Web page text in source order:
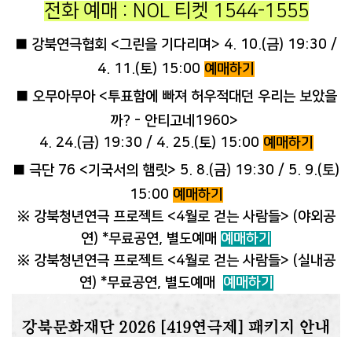
전화 예매 : NOL 티켓 1544-1555
■ 강북연극협회 <그린을 기다리며> 4. 10.(금) 19:30 /
4. 11.(토) 15:00 예매하기
■ 오무아무아 <투표함에 빠져 허우적대던 우리는 보았을
까? - 안티고네1960>
4. 24.(금) 19:30 / 4. 25.(토) 15:00 예매하기
■ 극단 76 <기국서의 햄릿> 5. 8.(금) 19:30 / 5. 9.(토)
15:00 예매하기
※ 강북청년연극 프로젝트 <4월로 걷는 사람들> (야외공
연) *무료공연, 별도예매 예매하기
※ 강북청년연극 프로젝트 <4월로 걷는 사람들> (실내공
연) *무료공연, 별도예매 예매하기